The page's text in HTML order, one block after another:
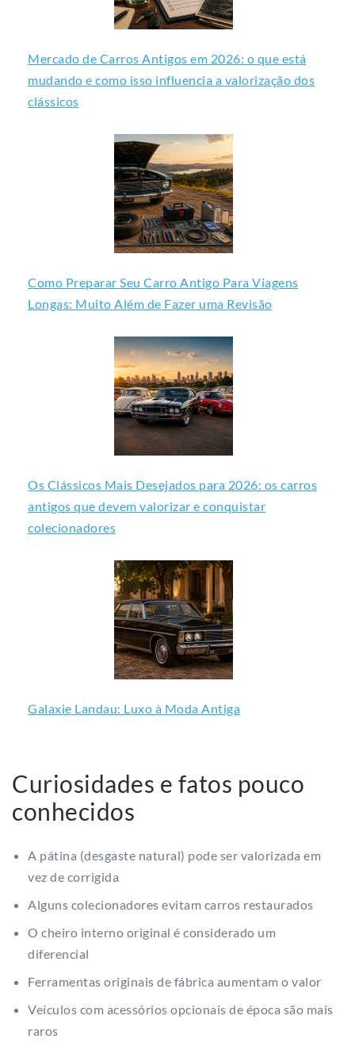
Mercado de Carros Antigos em 2026: o que está
mudando e como isso influencia a valorização dos
clássicos
Como Preparar Seu Carro Antigo Para Viagens
Longas: Muito Além de Fazer uma Revisão
Os Clássicos Mais Desejados para 2026: os carros
antigos que devem valorizar e conquistar
colecionadores
Galaxie Landau: Luxo à Moda Antiga
Curiosidades e fatos pouco
conhecidos
A pátina (desgaste natural) pode ser valorizada em
vez de corrigida
Alguns colecionadores evitam carros restaurados
O cheiro interno original é considerado um
diferencial
Ferramentas originais de fábrica aumentam o valor
Veículos com acessórios opcionais de época são mais
raros